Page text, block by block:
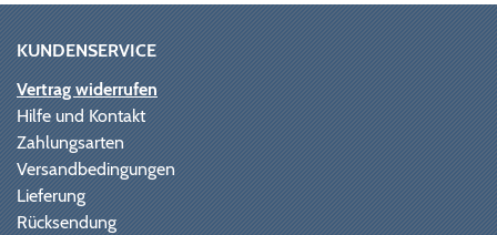
KUNDENSERVICE
Vertrag widerrufen
Hilfe und Kontakt
Zahlungsarten
Versandbedingungen
Lieferung
Rücksendung